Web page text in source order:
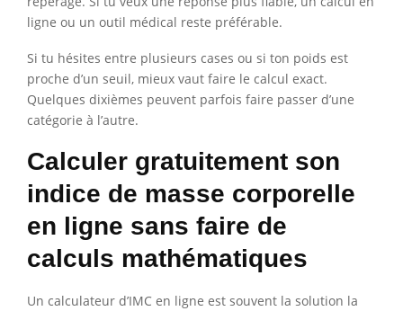
ligne ou un outil médical reste préférable.
Si tu hésites entre plusieurs cases ou si ton poids est
proche d’un seuil, mieux vaut faire le calcul exact.
Quelques dixièmes peuvent parfois faire passer d’une
catégorie à l’autre.
Calculer gratuitement son
indice de masse corporelle
en ligne sans faire de
calculs mathématiques
Un calculateur d’IMC en ligne est souvent la solution la